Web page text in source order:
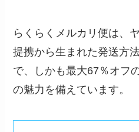
らくらくメルカリ便は、
提携から生まれた発送方
で、しかも最大67％オフ
の魅力を備えています。